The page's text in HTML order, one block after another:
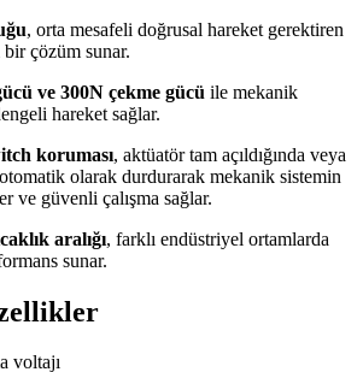
, orta mesafeli doğrusal hareket gerektiren
çözüm sunar.
ve 300N çekme gücü ile mekanik
hareket sağlar.
koruması, aktüatör tam açıldığında veya
olarak durdurarak mekanik sistemin
ve güvenli çalışma sağlar.
aralığı, farklı endüstriyel ortamlarda
sunar.
voltajı